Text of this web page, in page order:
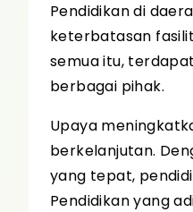
Pendidikan di
keterbatasan
semua itu,
berbagai pihak.
Upaya
berkelanjutan.
yang tepat,
Pendidikan yang